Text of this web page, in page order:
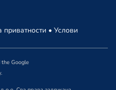
приватности • Услови
Google